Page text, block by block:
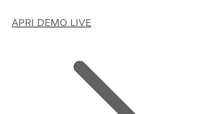
APRI DEMO LIVE